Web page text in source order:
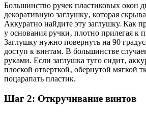
Большинство ручек пластиковых окон
декоративную заглушку‚ которая
Аккуратно найдите эту заглушку. Как
у основания ручки‚ плотно прилегая к
Заглушку нужно повернуть на 90
доступ к винтам. В большинстве
руками. Если заглушка туго сидит‚
плоской отверткой‚ обернутой мягкой
поцарапать пластик.
Шаг 2: Откручивание винтов